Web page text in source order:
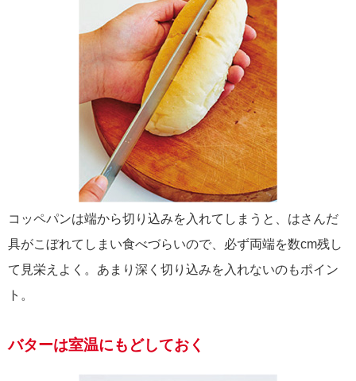
コッペパンは端から切り込みを入れてしまうと、はさんだ
具がこぼれてしまい食べづらいので、必ず両端を数cm残し
て見栄えよく。あまり深く切り込みを入れないのもポイン
ト。
バターは室温にもどしておく